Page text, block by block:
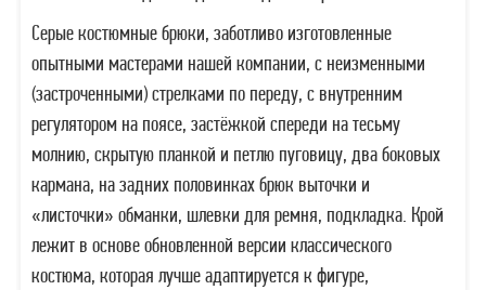
Серые костюмные брюки, заботливо изготовленные
опытными мастерами нашей компании, с неизменными
(застроченными) стрелками по переду, с внутренним
регулятором на поясе, застёжкой спереди на тесьму
молнию, скрытую планкой и петлю пуговицу, два боковых
кармана, на задних половинках брюк выточки и
«листочки» обманки, шлевки для ремня, подкладка. Крой
лежит в основе обновленной версии классического
костюма, которая лучше адаптируется к фигуре,